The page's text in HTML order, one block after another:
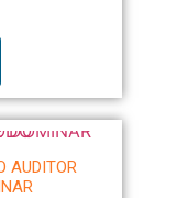
AUDITOR